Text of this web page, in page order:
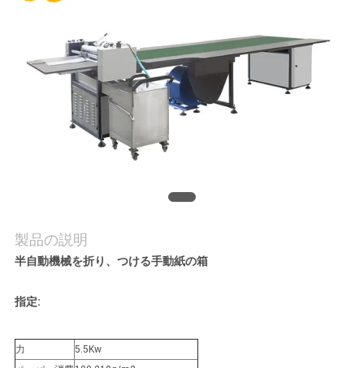
私
達
連
製品の説明
半自動機械を折り、つける手動紙の箱
指定:
力
5.5Kw